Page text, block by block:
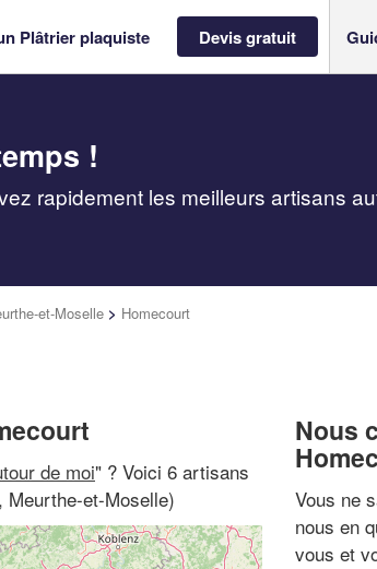
Plâtrier plaquiste Devis gratuit
!
rapidement les meilleurs artisans
et-Moselle > Homecourt
de moi" ? Voici 6 artisans
Meurthe-et-Moselle)
Nous
Vous ne
nous en
vous et